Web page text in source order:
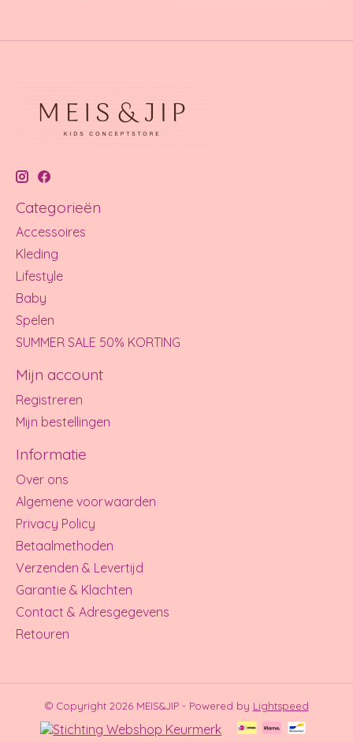
Categorieën
Accessoires
Kleding
Lifestyle
Baby
Spelen
SUMMER SALE 50% KORTING
Mijn account
Registreren
Mijn bestellingen
Informatie
Over ons
Algemene voorwaarden
Privacy Policy
Betaalmethoden
Verzenden & Levertijd
Garantie & Klachten
Contact & Adresgegevens
Retouren
© Copyright 2026 MEIS&JIP - Powered by Lightspeed